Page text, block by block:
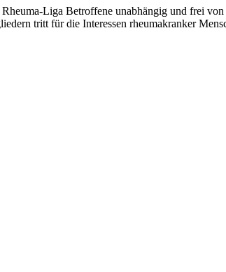
Liga Betroffene unabhängig und frei
tritt für die Interessen rheumakranker